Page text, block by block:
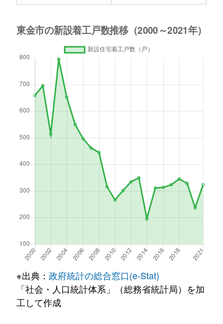
※出典： 政府統計の総合窓口(e-Stat)
「社会・人口統計体系」（総務省統計局）を加
工して作成